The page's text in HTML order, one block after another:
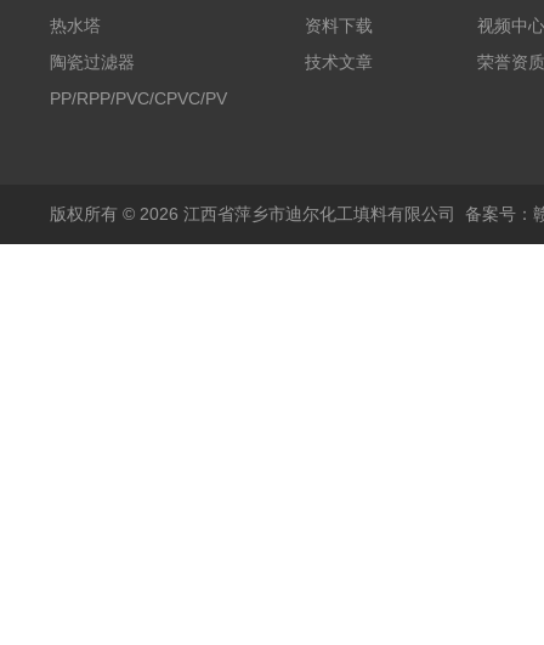
热水塔
陶瓷过滤器
PP/RPP/PVC/CPVC/PVDF
资料下载
技术文章
视频中心
荣誉资质
版权所有 © 2026 江西省萍乡市迪尔化工填料有限公司 备案号：